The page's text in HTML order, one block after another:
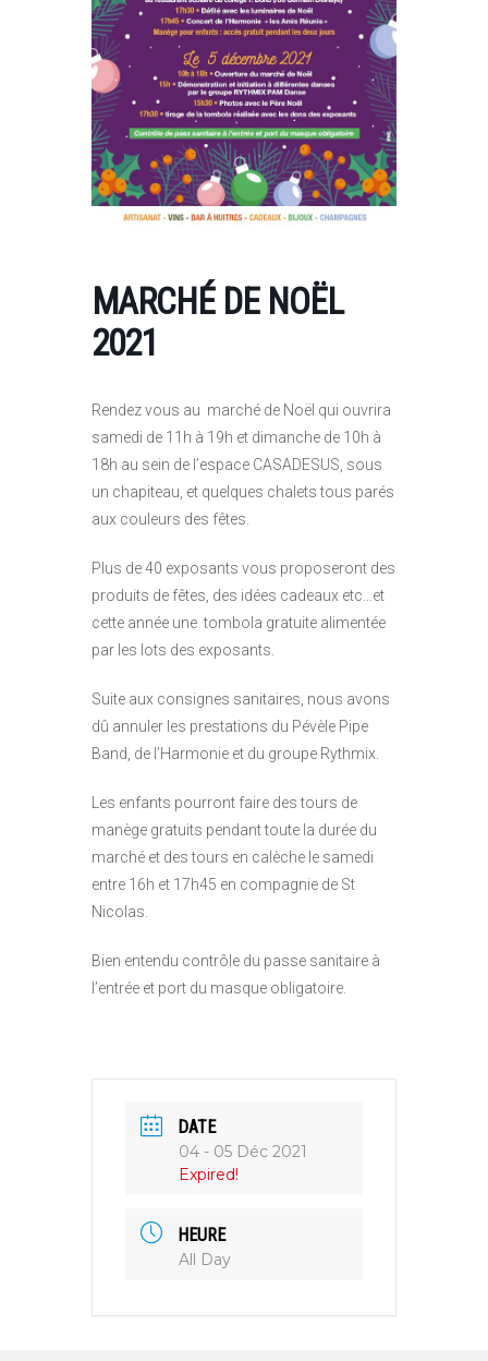
MARCHÉ DE NOËL
2021
Rendez vous au marché de Noël qui ouvrira
samedi de 11h à 19h et dimanche de 10h à
18h au sein de l’espace CASADESUS, sous
un chapiteau, et quelques chalets tous parés
aux couleurs des fêtes.
Plus de 40 exposants vous proposeront des
produits de fêtes, des idées cadeaux etc…et
cette année une tombola gratuite alimentée
par les lots des exposants.
Suite aux consignes sanitaires, nous avons
dû annuler les prestations du Pévèle Pipe
Band, de l’Harmonie et du groupe Rythmix.
Les enfants pourront faire des tours de
manège gratuits pendant toute la durée du
marché et des tours en calèche le samedi
entre 16h et 17h45 en compagnie de St
Nicolas.
Bien entendu contrôle du passe sanitaire à
l’entrée et port du masque obligatoire.
DATE
04 - 05 Déc 2021
Expired!
HEURE
All Day